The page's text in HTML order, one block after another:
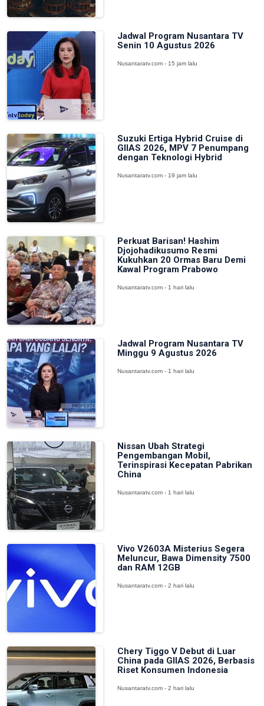
Jadwal Program Nusantara TV
Senin 10 Agustus 2026
Nusantaratv.com - 15 jam lalu
Suzuki Ertiga Hybrid Cruise di
GIIAS 2026, MPV 7 Penumpang
dengan Teknologi Hybrid
Nusantaratv.com - 19 jam lalu
Perkuat Barisan! Hashim
Djojohadikusumo Resmi
Kukuhkan 20 Ormas Baru Demi
Kawal Program Prabowo
Nusantaratv.com - 1 hari lalu
Jadwal Program Nusantara TV
Minggu 9 Agustus 2026
Nusantaratv.com - 1 hari lalu
Nissan Ubah Strategi
Pengembangan Mobil,
Terinspirasi Kecepatan Pabrikan
China
Nusantaratv.com - 1 hari lalu
Vivo V2603A Misterius Segera
Meluncur, Bawa Dimensity 7500
dan RAM 12GB
Nusantaratv.com - 2 hari lalu
Chery Tiggo V Debut di Luar
China pada GIIAS 2026, Berbasis
Riset Konsumen Indonesia
Nusantaratv.com - 2 hari lalu